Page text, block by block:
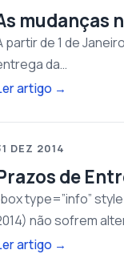
mudanças
partir de 1 de
da…
artigo →
DEZ 2014
de
type=”info”
não sofrem
artigo →